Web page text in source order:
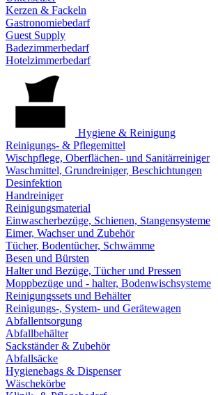
Kerzen & Fackeln
Gastronomiebedarf
Guest Supply
Badezimmerbedarf
Hotelzimmerbedarf
Hygiene & Reinigung
Reinigungs- & Pflegemittel
Wischpflege, Oberflächen- und Sanitärreiniger
Waschmittel, Grundreiniger, Beschichtungen
Desinfektion
Handreiniger
Reinigungsmaterial
Einwascherbezüge, Schienen, Stangensysteme
Eimer, Wachser und Zubehör
Tücher, Bodentücher, Schwämme
Besen und Bürsten
Halter und Bezüge, Tücher und Pressen
Moppbezüge und - halter, Bodenwischsysteme
Reinigungssets und Behälter
Reinigungs-, System- und Gerätewagen
Abfallentsorgung
Abfallbehälter
Sackständer & Zubehör
Abfallsäcke
Hygienebags & Dispenser
Wäschekörbe